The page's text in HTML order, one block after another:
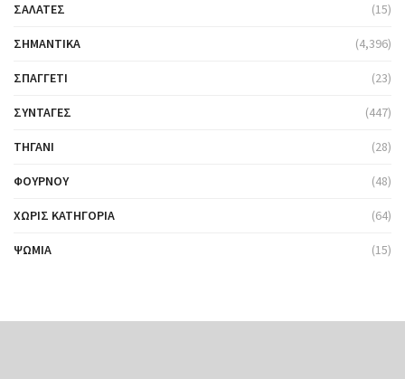
ΣΑΛΆΤΕΣ (15)
ΣΗΜΑΝΤΙΚΆ (4,396)
ΣΠΑΓΓΈΤΙ (23)
ΣΥΝΤΑΓΈΣ (447)
ΤΗΓΆΝΙ (28)
ΦΟΎΡΝΟΥ (48)
ΧΩΡΊΣ ΚΑΤΗΓΟΡΊΑ (64)
ΨΩΜΙΆ (15)